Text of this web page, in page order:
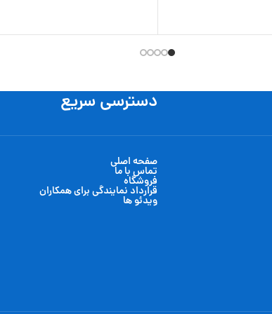
دسترسی سریع
صفحه اصلی
تماس با ما
فروشگاه
قرارداد نمایندگی برای همکاران
ویدئو ها